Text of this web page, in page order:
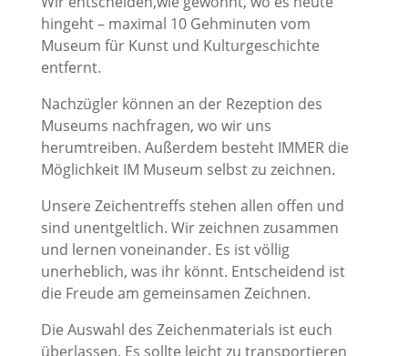
hingeht – maximal 10 Gehminuten vom
Museum für Kunst und Kulturgeschichte
entfernt.
Nachzügler können an der Rezeption des
Museums nachfragen, wo wir uns
herumtreiben. Außerdem besteht IMMER die
Möglichkeit IM Museum selbst zu zeichnen.
Unsere Zeichentreffs stehen allen offen und
sind unentgeltlich. Wir zeichnen zusammen
und lernen voneinander. Es ist völlig
unerheblich, was ihr könnt. Entscheidend ist
die Freude am gemeinsamen Zeichnen.
Die Auswahl des Zeichenmaterials ist euch
überlassen. Es sollte leicht zu transportieren